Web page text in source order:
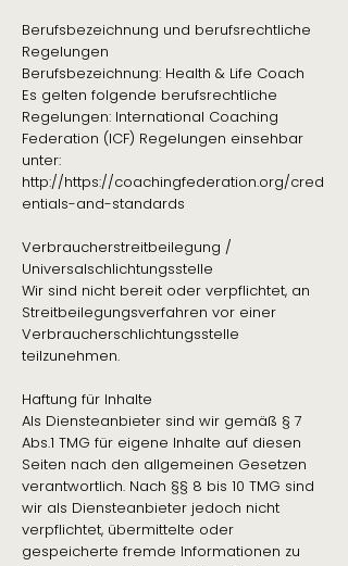
Berufsbezeichnung und berufsrechtliche
Regelungen
Berufsbezeichnung: Health & Life Coach
Es gelten folgende berufsrechtliche
Regelungen: International Coaching
Federation (ICF) Regelungen einsehbar
unter:
http://https://coachingfederation.org/cred
entials-and-standards​
Verbraucherstreitbeilegung /
Universalschlichtungsstelle
Wir sind nicht bereit oder verpflichtet, an
Streitbeilegungsverfahren vor einer
Verbraucherschlichtungsstelle
teilzunehmen.
Haftung für Inhalte
Als Diensteanbieter sind wir gemäß § 7
Abs.1 TMG für eigene Inhalte auf diesen
Seiten nach den allgemeinen Gesetzen
verantwortlich. Nach §§ 8 bis 10 TMG sind
wir als Diensteanbieter jedoch nicht
verpflichtet, übermittelte oder
gespeicherte fremde Informationen zu